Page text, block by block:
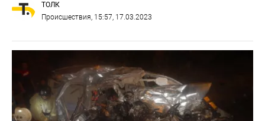
ТОЛК
Происшествия, 15:57, 17.03.2023